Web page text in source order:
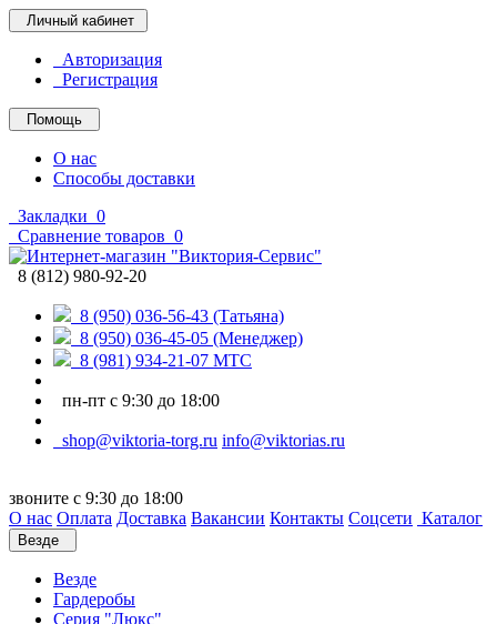
Личный кабинет
Авторизация
Регистрация
Помощь
О нас
Способы доставки
Закладки 0
Сравнение товаров 0
8 (812) 980-92-20
8 (950) 036-56-43 (Татьяна)
8 (950) 036-45-05 (Менеджер)
8 (981) 934-21-07 МТС
пн-пт с 9:30 до 18:00
shop@viktoria-torg.ru info@viktorias.ru
звоните с 9:30 до 18:00
О нас Оплата Доставка Вакансии Контакты Соцсети Каталог
Везде
Везде
Гардеробы
Серия "Люкс"